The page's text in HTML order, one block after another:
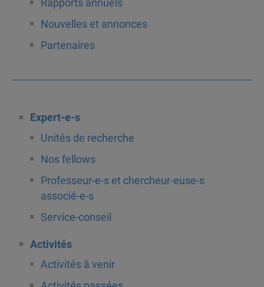
Rapports annuels
Nouvelles et annonces
Partenaires
Expert-e-s
Unités de recherche
Nos fellows
Professeur-e-s et chercheur-euse-s
associé-e-s
Service-conseil
Activités
Activités à venir